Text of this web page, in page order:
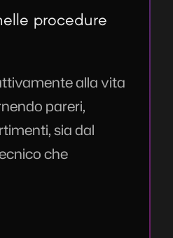
procedure
alla vita
pareri,
sia dal
che
ogni